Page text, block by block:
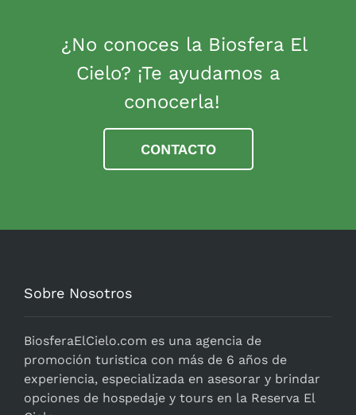
¿No conoces la Biosfera El
Cielo? ¡Te ayudamos a
conocerla!
CONTACTO
Sobre Nosotros
BiosferaElCielo.com es una agencia de
promoción turistica con más de 6 años de
experiencia, especializada en asesorar y brindar
opciones de hospedaje y tours en la Reserva El